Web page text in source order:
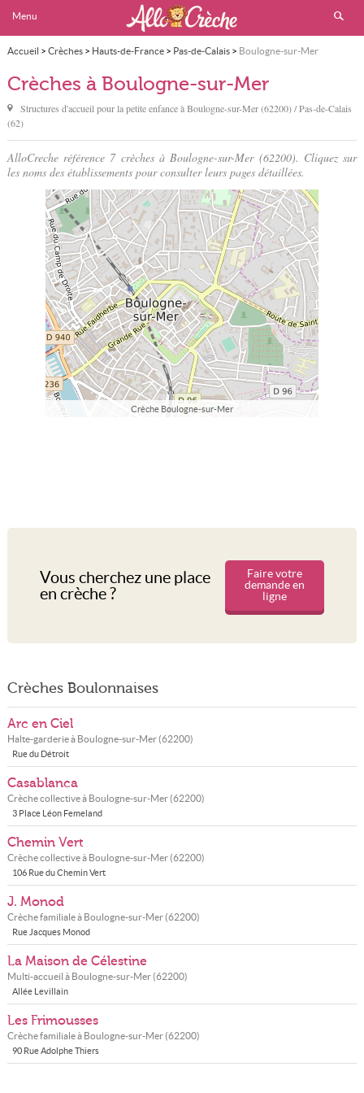
Menu
Accueil > Crèches> Hauts-de-France> Pas-de-Calais> Boulogne-sur-Mer
Crèches à Boulogne-sur-Mer
Structures d'accueil pour la petite enfance àBoulogne-sur-Mer(62200) / Pas-de-Calais
(62)
AlloCreche référence 7 crèches à Boulogne-sur-Mer (62200). Cliquez sur
les noms des établissements pour consulter leurs pages détaillées.
Crèche Boulogne-sur-Mer
Vous cherchez une place
en crèche ?
Faire votre
demande en
ligne
Crèches Boulonnaises
Arc en Ciel
Halte-garderie à Boulogne-sur-Mer(62200)
Rue du Détroit
Casablanca
Crèche collective à Boulogne-sur-Mer(62200)
3 Place Léon Femeland
Chemin Vert
Crèche collective à Boulogne-sur-Mer(62200)
106 Rue du Chemin Vert
J. Monod
Crèche familiale à Boulogne-sur-Mer(62200)
Rue Jacques Monod
La Maison de Célestine
Multi-accueil à Boulogne-sur-Mer(62200)
Allée Levillain
Les Frimousses
Crèche familiale à Boulogne-sur-Mer(62200)
90 Rue Adolphe Thiers